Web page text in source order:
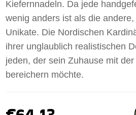
Kiefernnadeln. Da jede
wenig anders ist als die
Unikate. Die Nordischen
ihrer unglaublich realistischen
jeden, der sein Zuhause mit
bereichern möchte.